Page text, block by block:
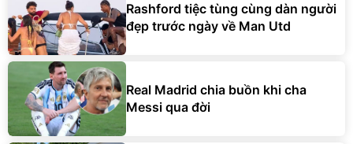
Rashford tiệc tùng cùng dàn người
đẹp trước ngày về Man Utd
Real Madrid chia buồn khi cha
Messi qua đời